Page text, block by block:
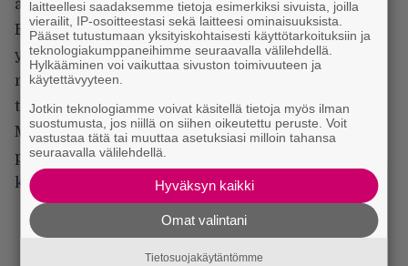
ajatukselta. Black Earth on siis tavallaan Arch
Enemy, mutta emme tietenkään halua käyttää tässä
yhteydessä Arch Enemy -nimeä. Nykyinen bändi on
mitä on, ja tämä on se vanha versio. Pahoittelen, jos
tämä on hämmentävää.
Mikä merkitys mahtaa olla sillä, että bändin
perustamisesta ja Black Earth -ensilevystä on
kulunut kaksikymmentä vuotta?
laitteellesi saadaksemme tietoja esimerkiksi sivuista, joilla
vierailit, IP-osoitteestasi sekä laitteesi ominaisuuksista.
Pääset tutustumaan yksityiskohtaisesti käyttötarkoituksiin ja
teknologiakumppaneihimme seuraavalla välilehdellä.
Hylkääminen voi vaikuttaa sivuston toimivuuteen ja
käytettävyyteen.
Jotkin teknologiamme voivat käsitellä tietoja myös ilman
suostumusta, jos niillä on siihen oikeutettu peruste. Voit
vastustaa tätä tai muuttaa asetuksiasi milloin tahansa
seuraavalla välilehdellä.
Hyväksyn kaikki
Omat valintani
Tietosuojakäytäntömme